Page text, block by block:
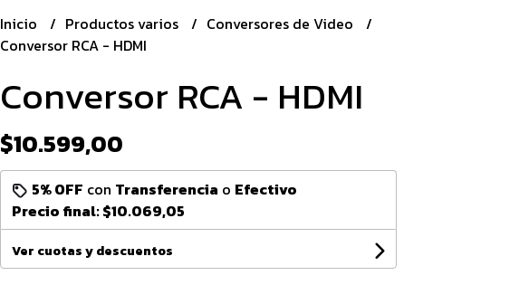
Inicio Productos varios
Conversores de Video
Conversor RCA - HDMI
Conversor RCA - HDMI
$10.599,00
5% OFF con Transferencia o Efectivo
Precio final:$10.069,05
Ver cuotas y descuentos